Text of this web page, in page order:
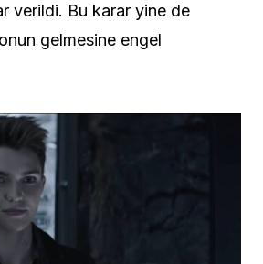
verildi. Bu karar yine de
gelmesine engel